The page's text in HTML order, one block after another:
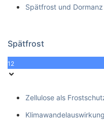
Spätfrost und Dormanz
Spätfrost
12
Zellulose als